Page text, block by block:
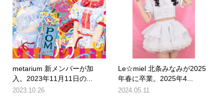
metarium 新メンバーが加
入。2023年11月11日の...
2023.10.26
Le☆miel 北条みなみが2025
年春に卒業。2025年4...
2024.05.11